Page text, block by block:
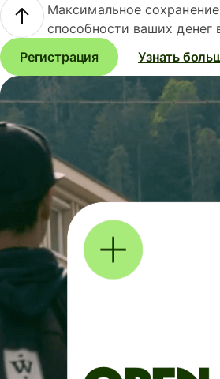
Максимальное
способности ваших денег
Регистрация
Узнать